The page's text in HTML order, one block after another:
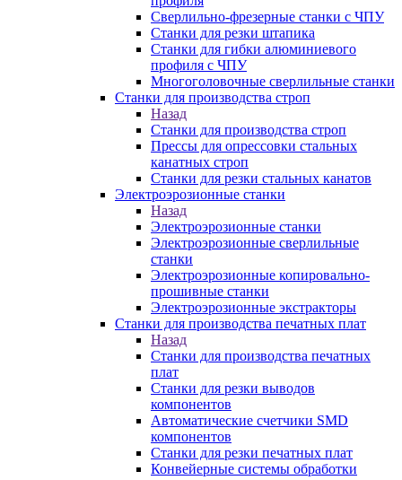
Сверлильно-фрезерные станки с ЧПУ
Станки для резки штапика
Станки для гибки алюминиевого
профиля с ЧПУ
Многоголовочные сверлильные станки
Станки для производства строп
Назад
Станки для производства строп
Прессы для опрессовки стальных
канатных строп
Станки для резки стальных канатов
Электроэрозионные станки
Назад
Электроэрозионные станки
Электроэрозионные сверлильные
станки
Электроэрозионные копировально-
прошивные станки
Электроэрозионные экстракторы
Станки для производства печатных плат
Назад
Станки для производства печатных
плат
Станки для резки выводов
компонентов
Автоматические счетчики SMD
компонентов
Станки для резки печатных плат
Конвейерные системы обработки